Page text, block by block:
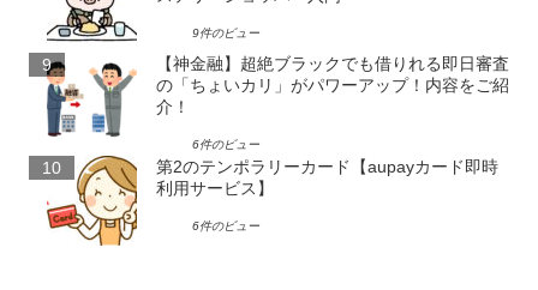
9件のビュー
【神金融】超絶ブラックでも借りれる即日審査
の「ちょいカリ」がパワーアップ！内容をご紹
介！
6件のビュー
第2のテンポラリーカード【aupayカード即時
利用サービス】
6件のビュー